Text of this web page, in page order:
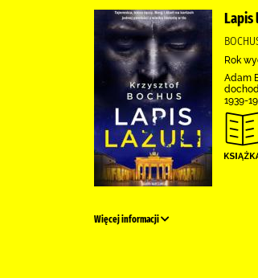
Lapis
Rok
Adam
1939-
Więcej informacji